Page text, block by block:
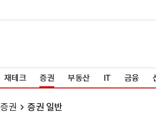
재테크 증권 부동산 IT 금융
증권 증권 일반